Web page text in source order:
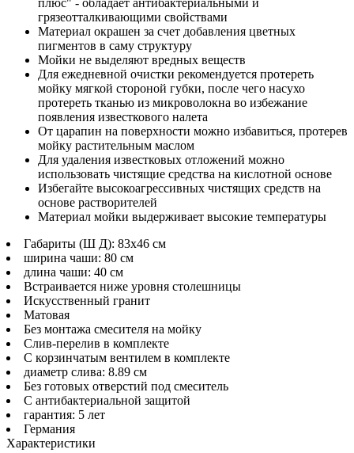
грязеотталкивающими свойствами
Материал окрашен за счет добавления цветных
пигментов в саму структуру
Мойки не выделяют вредных веществ
Для ежедневной очистки рекомендуется протереть
мойку мягкой стороной губки, после чего насухо
протереть тканью из микроволокна во избежание
появления известкового налета
От царапин на поверхности можно избавиться, протерев
мойку растительным маслом
Для удаления известковых отложений можно
использовать чистящие средства на кислотной основе
Избегайте высокоагрессивных чистящих средств на
основе растворителей
Материал мойки выдерживает высокие температуры
Габариты (Ш Д): 83x46 см
ширина чаши: 80 см
длина чаши: 40 см
Встраивается ниже уровня столешницы
Искусственный гранит
Матовая
Без монтажа смесителя на мойку
Слив-перелив в комплекте
С корзинчатым вентилем в комплекте
диаметр слива: 8.89 см
Без готовых отверстий под смеситель
С антибактериальной защитой
гарантия: 5 лет
Германия
Характеристики